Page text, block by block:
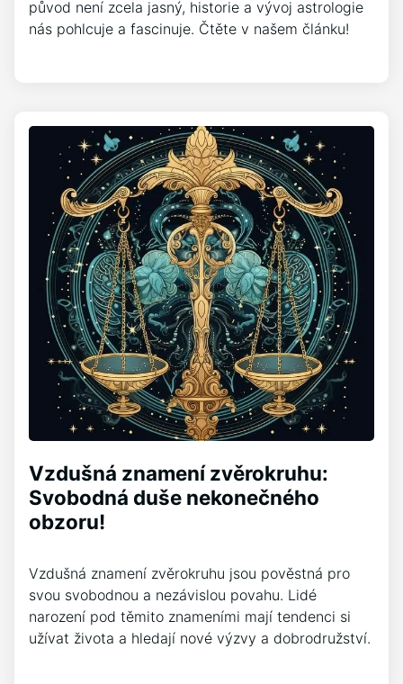
původ není zcela jasný, historie a vývoj astrologie
nás pohlcuje a fascinuje. Čtěte v našem článku!
Vzdušná znamení zvěrokruhu:
Svobodná duše nekonečného
obzoru!
Vzdušná znamení zvěrokruhu jsou pověstná pro
svou svobodnou a nezávislou povahu. Lidé
narození pod těmito znameními mají tendenci si
užívat života a hledají nové výzvy a dobrodružství.